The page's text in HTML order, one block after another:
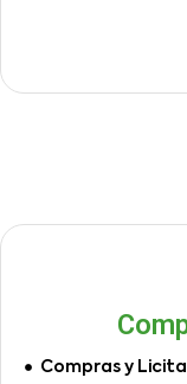
Compras y